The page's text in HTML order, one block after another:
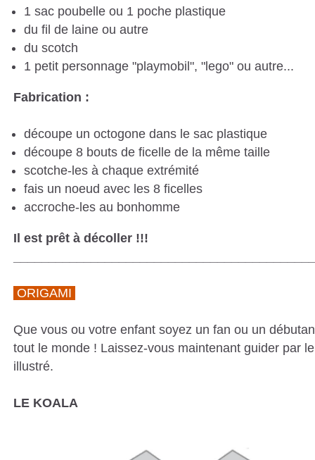
S
1 sac poubelle ou 1 poche plastique
du fil de laine ou autre
du scotch
1 petit personnage "playmobil", "lego" ou autre...
Fabrication :
découpe un octogone dans le sac plastique
découpe 8 bouts de ficelle de la même taille
scotche-les à chaque extrémité
fais un noeud avec les 8 ficelles
accroche-les au bonhomme
Il est prêt à décoller !!!
ORIGAMI
Que vous ou votre enfant soyez un fan ou un
tout le monde ! Laissez-vous maintenant guider par
illustré.
LE KOALA